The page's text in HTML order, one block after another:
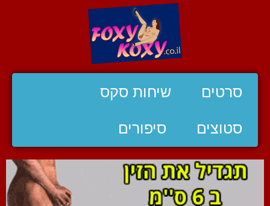
סרטים שיחות סקס
סטוצים סיפורים